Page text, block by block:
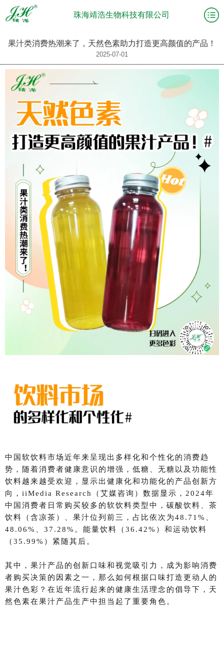
珠海靖浩生物科技有限公司
果汁类消费热潮来了，天然色素助力打造更高颜值的产品！
2025-07-01
中国软饮料市场近年来呈现出多样化和个性化的消费趋
势，
随着消费者健康意识的增强，低糖、无糖以及功能性
饮料越来越受欢迎，显示出健康化和功能化的产品创新方
向， iiMedia Research（艾媒咨询）数据显示，2024年
中国消费者日常购买较多的软饮料类型中，碳酸饮料、茶
饮料（含凉茶）、果汁位列前三，占比依次为48.71%、
48.06%、37.28%。能量饮料（36.42%）和运动饮料
（35.99%）紧随其后。
其中，果汁产品的创新口味和视觉吸引力，成为影响消费
者购买决策的因素之一，那么如何根据口味打造更动人的
果汁色彩？在近年流行起来的健康生活理念的倡导下，天
然色素在果汁产品生产中担当起了重要角色。